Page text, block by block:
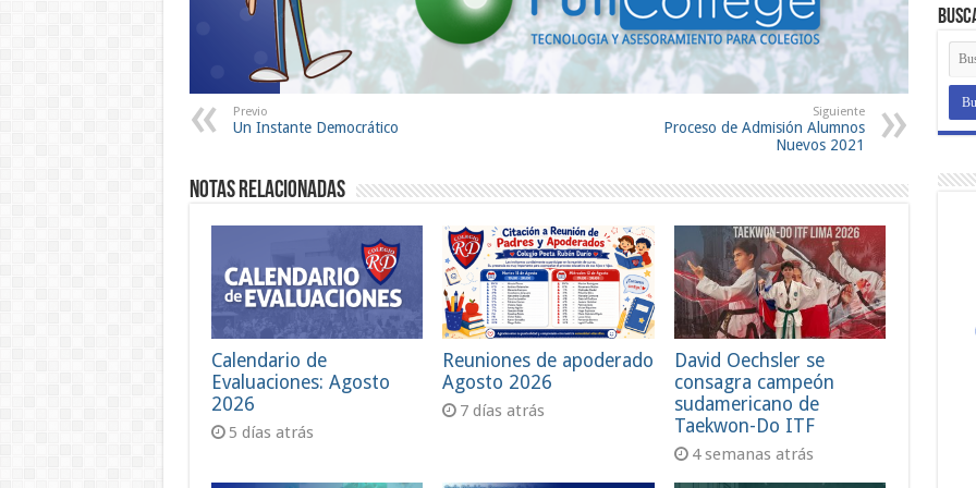
Previo
Un Instante Democrático
Siguiente
Proceso de Admisión Alumnos
Nuevos 2021
Notas Relacionadas
Calendario de
Evaluaciones: Agosto
2026
5 días atrás
Reuniones de apoderado
Agosto 2026
7 días atrás
David Oechsler se
consagra campeón
sudamericano de
Taekwon-Do ITF
4 semanas atrás